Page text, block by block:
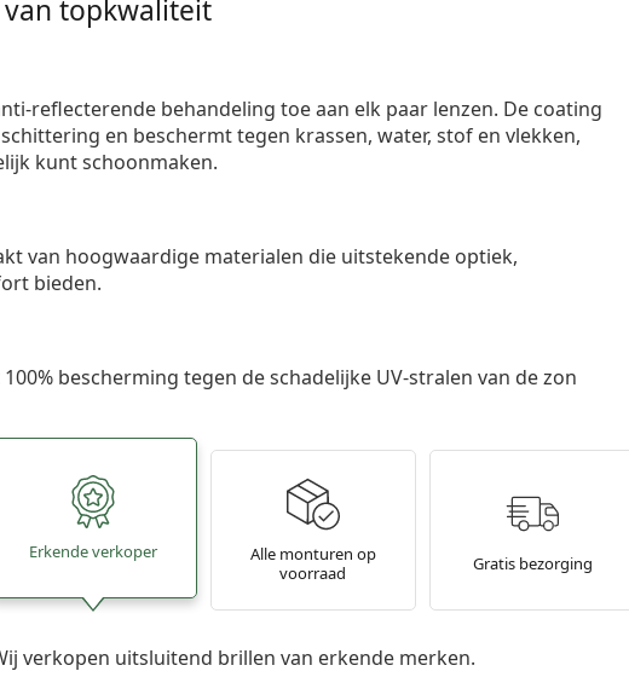
topkwaliteit
reflecterende behandeling toe aan elk paar lenzen. De coating
en beschermt tegen krassen, water, stof en vlekken,
kunt schoonmaken.
van hoogwaardige materialen die uitstekende optiek,
bieden.
bescherming tegen de schadelijke UV-stralen van de zon
Erkende verkoper
Alle monturen op
voorraad
Gratis bezorging
verkopen uitsluitend brillen van erkende merken.